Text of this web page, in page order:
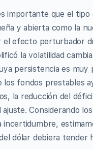
importante que el
y abierta como la
el efecto perturbador
la volatilidad
persistencia es muy
los fondos prestables
la reducción del
Considerando
incertidumbre,
dólar debiera tender